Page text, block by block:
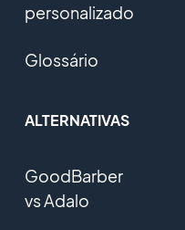
personalizado
Glossário
ALTERNATIVAS
GoodBarber
vs Adalo